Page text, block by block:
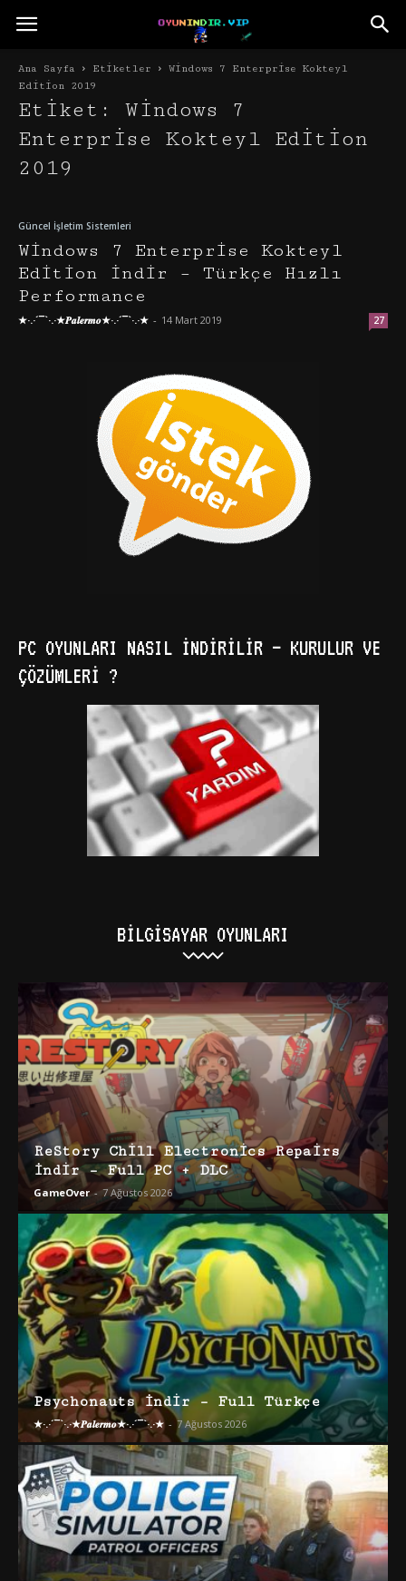
Ana Sayfa Etiketler
Windows 7 Enterprise Kokteyl
Edition 2019
Etiket: Windows 7
Enterprise Kokteyl Edition
2019
Güncel İşletim Sistemleri
Windows 7 Enterprise Kokteyl
Edition İndir – Türkçe Hızlı
Performance
★·.·´¯`·.·★𝑷𝒂𝒍𝒆𝒓𝒎𝒐★·.·´¯`·.·★ - 14 Mart 2019 27
PC OYUNLARI NASIL İNDIRILIR – KURULUR VE
ÇÖZÜMLERI ?
BILGISAYAR OYUNLARI
ReStory Chill Electronics Repairs
İndir – Full PC + DLC
GameOver - 7 Ağustos 2026
Psychonauts İndir – Full Türkçe
★·.·´¯`·.·★𝑷𝒂𝒍𝒆𝒓𝒎𝒐★·.·´¯`·.·★ - 7 Ağustos 2026